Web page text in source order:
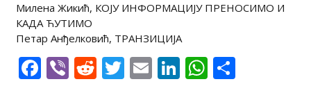
Милена Жикић, КOЈУ ИНФОРМАЦИЈУ ПРЕНОСИМО И
КАДА ЋУТИМО
Петар Анђелковић, ТРАНЗИЦИЈА
Facebook
ViberReddit
Twitter
EmailLinkedInShare